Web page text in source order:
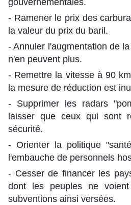
gouvernementales.
- Ramener le prix des
la valeur du prix du baril.
- Annuler l'augmentation de
n'en peuvent plus.
- Remettre la vitesse à 90
la mesure de réduction est
- Supprimer les radars
laisser que ceux qui sont
sécurité.
- Orienter la politique
l'embauche de personnels
- Cesser de financer les
dont les peuples ne
subventions ainsi versées.